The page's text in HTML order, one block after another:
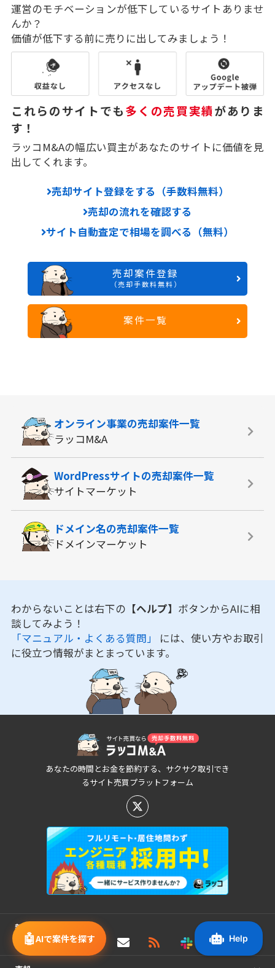
運営のモチベーションが低下しているサイトありませ
んか？
価値が低下する前に売りに出してみましょう！
これらのサイトでも多くの売買実績がありま
す！
ラッコM&Aの幅広い買主があなたのサイトに価値を見
出してくれます。
売却サイト登録をする（手数料無料）
売却の流れを確認する
サイト自動査定で相場を調べる（無料）
売却案件登録
（売却手数料無料）
案件一覧
🤖AIで案件を探す
オンライン事業の売却案件一覧
ラッコM&A
WordPressサイトの売却案件一覧
サイトマーケット
ドメイン名の売却案件一覧
ドメインマーケット
わからないことは右下の 【ヘルプ】 ボタンからAIに相
談してみよう！
「マニュアル・よくある質問」 には、使い方やお取引
に役立つ情報がまとまっています。
あなたの時間とお金を節約する、サクサク取引でき
るサイト売買プラットフォーム
新着/値下げ案件情報